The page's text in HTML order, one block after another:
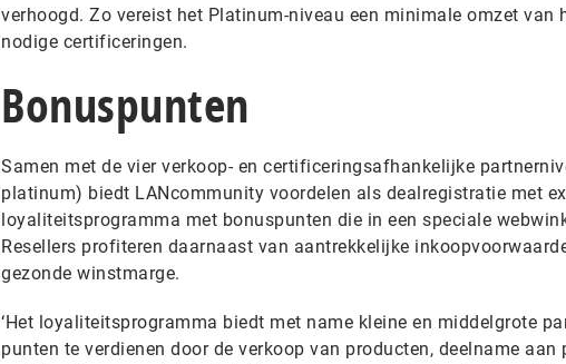
verhoogd. Zo vereist het Platinum-niveau een minimale omzet van
nodige certificeringen.
Bonuspunten
Samen met de vier verkoop- en certificeringsafhankelijke
platinum) biedt LANcommunity voordelen als dealregistratie met
loyaliteitsprogramma met bonuspunten die in een speciale
Resellers profiteren daarnaast van aantrekkelijke
gezonde winstmarge.
‘Het loyaliteitsprogramma biedt met name kleine en middelgrote
punten te verdienen door de verkoop van producten, deelname aan